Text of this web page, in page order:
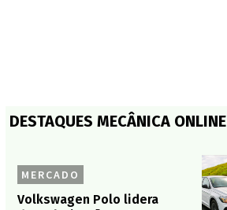
DESTAQUES MECÂNICA ONLINE
MERCADO
Volkswagen Polo lidera